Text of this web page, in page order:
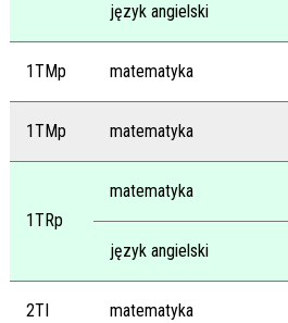
język angielski
1TMp matematyka
1TMp matematyka
1TRp
matematyka
język angielski
2TI matematyka